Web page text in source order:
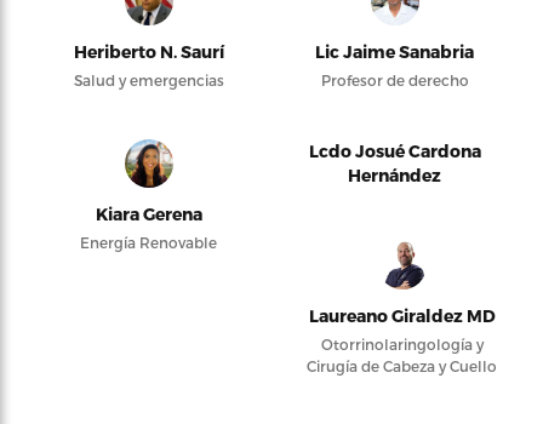
Heriberto N. Saurí
Salud y emergencias
Lic Jaime Sanabria
Profesor de derecho
Kiara Gerena
Energía Renovable
Lcdo Josué Cardona
Hernández
Laureano Giraldez MD
Otorrinolaringología y
Cirugía de Cabeza y Cuello